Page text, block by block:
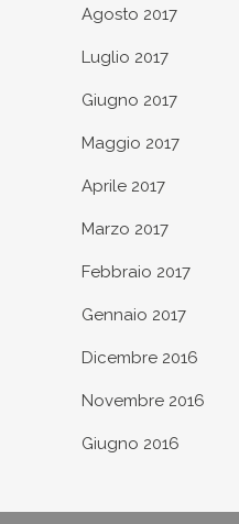
Agosto 2017
Luglio 2017
Giugno 2017
Maggio 2017
Aprile 2017
Marzo 2017
Febbraio 2017
Gennaio 2017
Dicembre 2016
Novembre 2016
Giugno 2016